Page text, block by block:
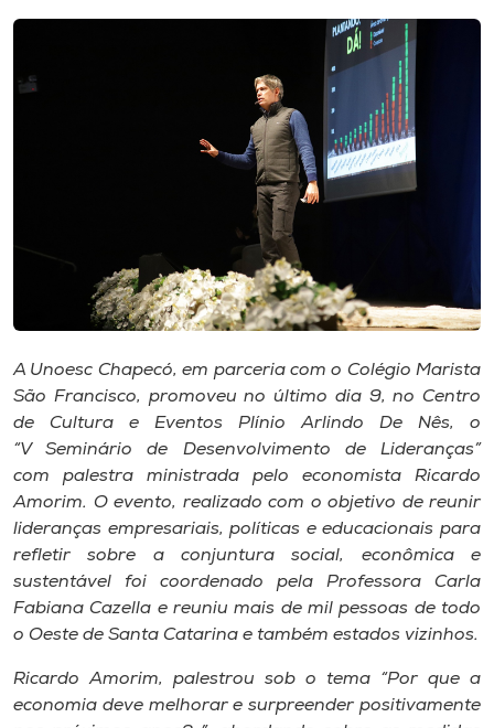
Unoesc
Store
o idioma
A-
A Unoesc Chapecó, em parceria com o Colégio Marista
São Francisco, promoveu no último dia 9, no Centro
de Cultura e Eventos Plínio Arlindo De Nês, o
“V Seminário de Desenvolvimento de Lideranças”
com palestra ministrada pelo economista Ricardo
Amorim. O evento, realizado com o objetivo de reunir
lideranças empresariais, políticas e educacionais para
refletir sobre a conjuntura social, econômica e
sustentável foi coordenado pela Professora Carla
Fabiana Cazella e reuniu mais de mil pessoas de todo
o Oeste de Santa Catarina e também estados vizinhos.
Ricardo Amorim, palestrou sob o tema “Por que a
economia deve melhorar e surpreender positivamente